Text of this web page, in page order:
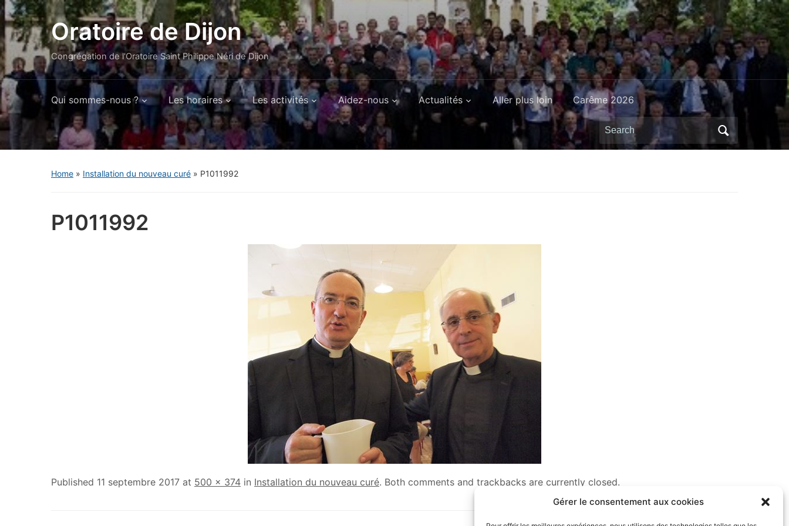
Gérer le consentement aux cookies
Oratoire de Dijon
Congrégation de l'Oratoire Saint Philippe Néri de Dijon
Qui sommes-nous ? Les horaires Les activités Aidez-nous Actualités Aller plus loin Carême 2026
Search
for:
Home » Installation du nouveau curé » P1011992
P1011992
Published 11 septembre 2017 at 500 × 374 in Installation du nouveau curé. Both comments and trackbacks are currently closed.